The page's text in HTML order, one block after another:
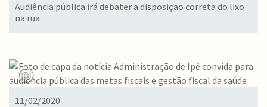
Audiência pública irá debater a disposição correta do lixo
na rua
11/02/2020